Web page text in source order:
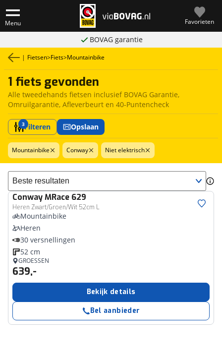
Menu Favorieten
BOVAG garantie
| Fietsen>Fiets>Mountainbike
1 fiets gevonden
Alle tweedehands fietsen inclusief BOVAG Garantie,
Omruilgarantie, Afleverbeurt en 40-Puntencheck
3Filteren Opslaan
Mountainbike Conway Niet elektrisch
Sorteer resultaten
ConwayMRace 629
Heren Zwart/Groen/Wit 52cm L
Mountainbike
Heren
30 versnellingen
52 cm
GROESSEN
639,-
Bekijk details
Bel aanbieder